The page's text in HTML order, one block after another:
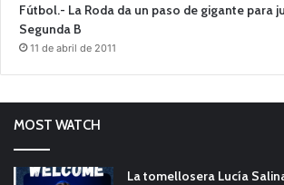
Fútbol.- La Roda da un paso de gigante para
Segunda B
11 de abril de 2011
MOST WATCH
La tomellosera Lucía